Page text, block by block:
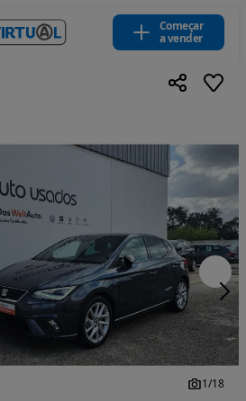
Começar
a vender
1/18